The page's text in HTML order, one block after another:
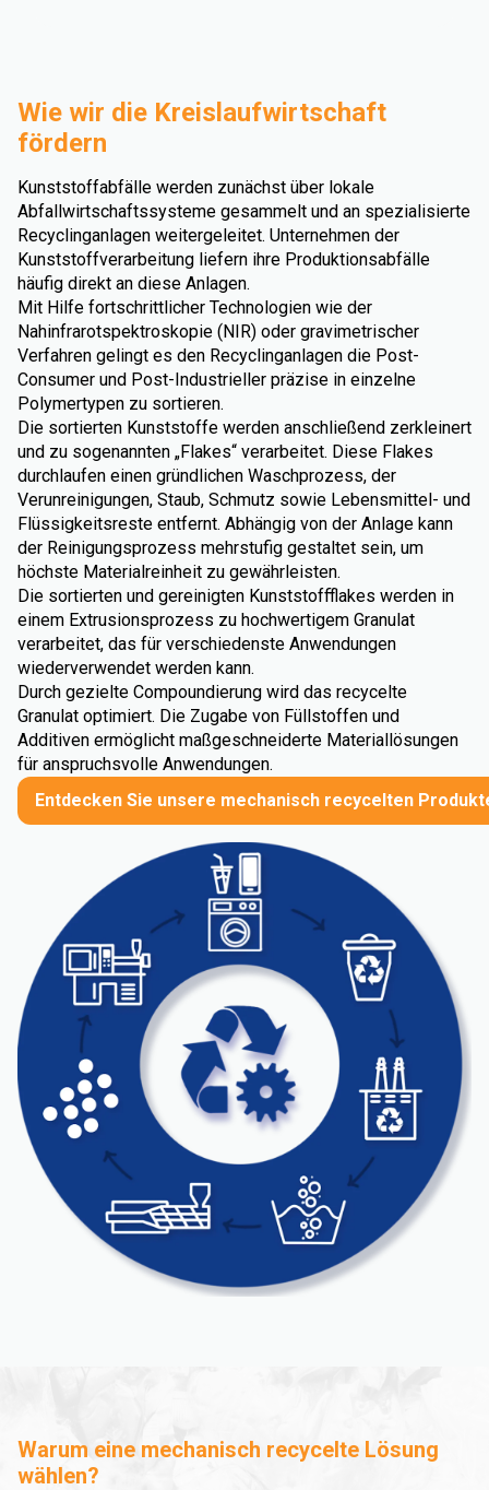
Wie wir die Kreislaufwirtschaft
fördern
Kunststoffabfälle werden zunächst über lokale
Abfallwirtschaftssysteme gesammelt und an spezialisierte
Recyclinganlagen weitergeleitet. Unternehmen der
Kunststoffverarbeitung liefern ihre Produktionsabfälle
häufig direkt an diese Anlagen.
Mit Hilfe fortschrittlicher Technologien wie der
Nahinfrarotspektroskopie (NIR) oder gravimetrischer
Verfahren gelingt es den Recyclinganlagen die Post-
Consumer und Post-Industrieller präzise in einzelne
Polymertypen zu sortieren.
Die sortierten Kunststoffe werden anschließend zerkleinert
und zu sogenannten „Flakes“ verarbeitet. Diese Flakes
durchlaufen einen gründlichen Waschprozess, der
Verunreinigungen, Staub, Schmutz sowie Lebensmittel- und
Flüssigkeitsreste entfernt. Abhängig von der Anlage kann
der Reinigungsprozess mehrstufig gestaltet sein, um
höchste Materialreinheit zu gewährleisten.
Die sortierten und gereinigten Kunststoffflakes werden in
einem Extrusionsprozess zu hochwertigem Granulat
verarbeitet, das für verschiedenste Anwendungen
wiederverwendet werden kann.
Durch gezielte Compoundierung wird das recycelte
Granulat optimiert. Die Zugabe von Füllstoffen und
Additiven ermöglicht maßgeschneiderte Materiallösungen
für anspruchsvolle Anwendungen.
Entdecken Sie unsere mechanisch recycelten
Warum eine mechanisch recycelte Lösung
wählen?